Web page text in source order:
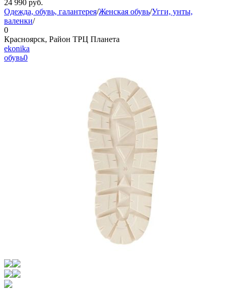
24 990 руб.
Одежда, обувь, галантерея/Женская обувь/Угги, унты,
валенки/
0
Красноярск, Район ТРЦ Планета
ekonika
обувь0